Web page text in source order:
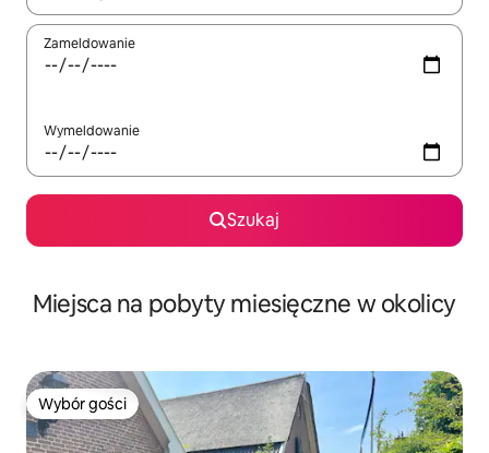
Zameldowanie
Wymeldowanie
Szukaj
Miejsca na pobyty miesięczne w okolicy
Wybór gości
Wybór gości